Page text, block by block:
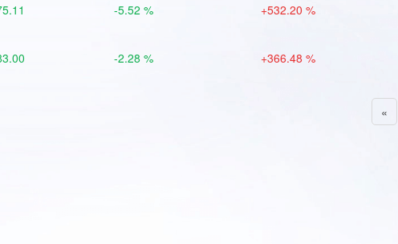
-5.52 % +532.20 %
-2.28 % +366.48 %
«